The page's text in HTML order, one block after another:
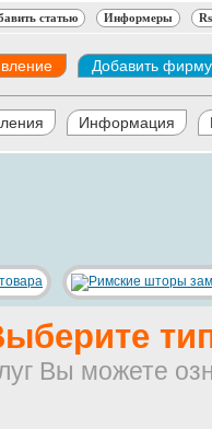
статью Информеры
Добавить фирму
Информация
Вы можете